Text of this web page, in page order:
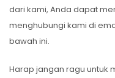
dari kami, Anda dapat
menghubungi kami di
bawah ini.
Harap jangan ragu untuk